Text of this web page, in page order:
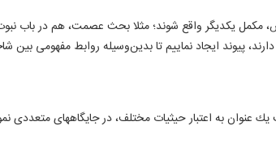
مکمل یکدیگر واقع شوند؛ مثلا بحث عصمت، هم در باب
پیوند ایجاد نماییم تا بدین‌وسیله روابط مفهومى ‏بين
به اعتبار حيثيات مختلف، در جايگاه‏هاى متعددى